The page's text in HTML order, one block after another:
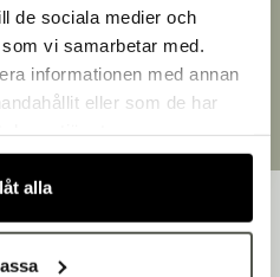
de sociala medier och
vi samarbetar med.
informationen med annan
eller som de har
alla
till Bakers!
eller privatperson?
privatperson